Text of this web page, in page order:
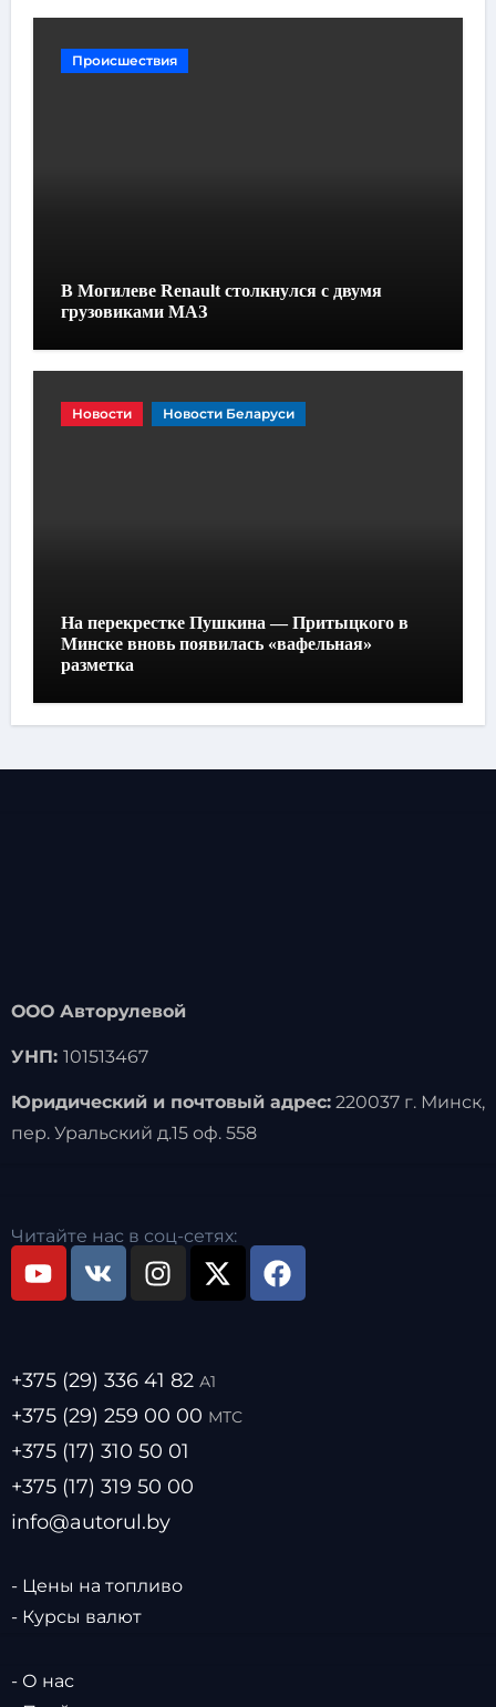
Происшествия
В Могилеве Renault столкнулся с двумя
грузовиками МАЗ
Новости Новости Беларуси
На перекрестке Пушкина — Притыцкого в
Минске вновь появилась «вафельная»
разметка
ООО Авторулевой
УНП: 101513467
Юридический и почтовый адрес:220037 г. Минск,
пер. Уральский д.15 оф. 558
Читайте нас в соц-сетях:
+375 (29) 336 41 82 А1
+375 (29) 259 00 00 МТС
+375 (17) 310 50 01
+375 (17) 319 50 00
info@autorul.by
- Цены на топливо
- Курсы валют
- О нас